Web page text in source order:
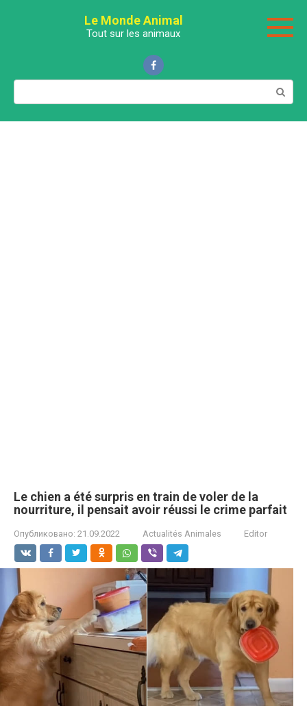
Le Monde Animal
Tout sur les animaux
Поиск:
Le chien a été surpris en train de vоler de la
nourriture, il pensait avoir réussi le crimе parfait
Опубликовано: 21.09.2022 Actualités Animales Editor